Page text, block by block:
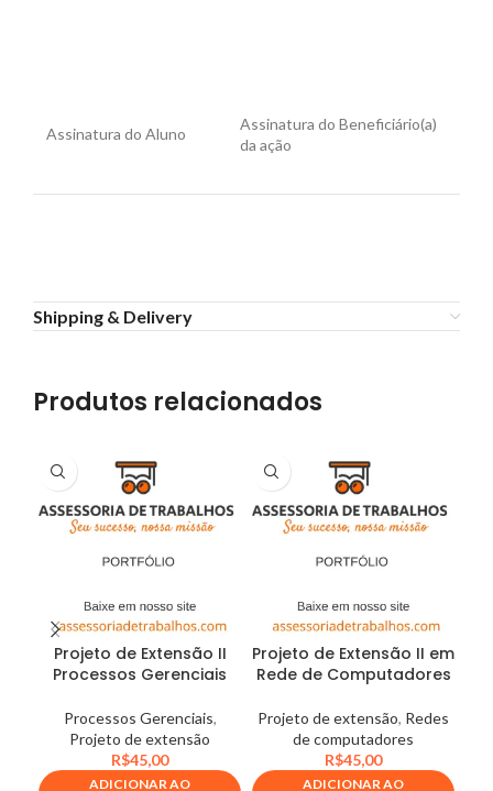
Assinatura do Aluno
Assinatura do Beneficiário(a)
da ação
Shipping & Delivery
Produtos relacionados
Projeto de Extensão II
Processos Gerenciais
Processos Gerenciais,
Projeto de extensão
R$45,00
ADICIONAR AO
Projeto de Extensão II em
Rede de Computadores
Projeto de extensão, Redes
de computadores
R$45,00
ADICIONAR AO